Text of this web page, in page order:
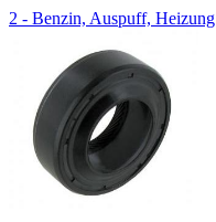
2 - Benzin, Auspuff, Heizung